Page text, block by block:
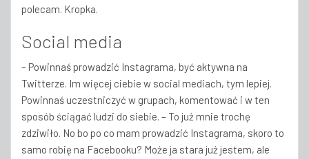
polecam. Kropka.
Social media
– Powinnaś prowadzić Instagrama, być aktywna na
Twitterze. Im więcej ciebie w social mediach, tym lepiej.
Powinnaś uczestniczyć w grupach, komentować i w ten
sposób ściągać ludzi do siebie. – To już mnie trochę
zdziwiło. No bo po co mam prowadzić Instagrama, skoro to
samo robię na Facebooku? Może ja stara już jestem, ale